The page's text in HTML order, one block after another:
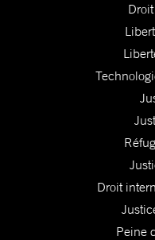
Droit
Peine